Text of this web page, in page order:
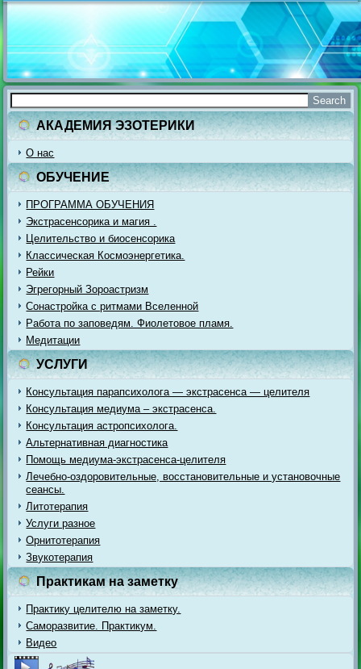
АКАДЕМИЯ ЭЗОТЕРИКИ
О нас
ОБУЧЕНИЕ
ПРОГРАММА ОБУЧЕНИЯ
Экстрасенсорика и магия .
Целительство и биосенсорика
Классическая Космоэнергетика.
Рейки
Эгрегорный Зороастризм
Сонастройка с ритмами Вселенной
Работа по заповедям. Фиолетовое пламя.
Медитации
УСЛУГИ
Консультация парапсихолога — экстрасенса — целителя
Консультация медиума – экстрасенса.
Консультация астропсихолога.
Альтернативная диагностика
Помощь медиума-экстрасенса-целителя
Лечебно-оздоровительные, восстановительные и установочные
сеансы.
Литотерапия
Услуги разное
Орнитотерапия
Звукотерапия
Практикам на заметку
Практику целителю на заметку.
Саморазвитие. Практикум.
Видео